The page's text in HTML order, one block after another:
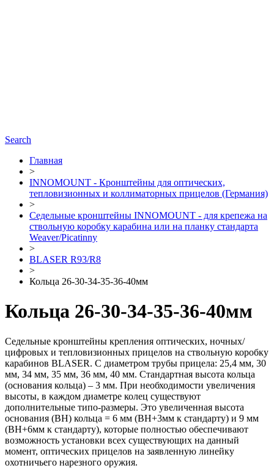
Search
Главная
>
INNOMOUNT - Кронштейны для оптических,
тепловизионных и коллиматорных прицелов (Германия)
>
Седельные кронштейны INNOMOUNT - для крепежа на
ствольную коробку карабина или на планку стандарта
Weaver/Picatinny
>
BLASER R93/R8
>
Кольца 26-30-34-35-36-40мм
Кольца 26-30-34-35-36-40мм
Седельные кронштейны крепления оптических, ночных/
цифровых и тепловизионных прицелов на ствольную коробку
карабинов BLASER. С диаметром трубы прицела: 25,4 мм, 30
мм, 34 мм, 35 мм, 36 мм, 40 мм. Стандартная высота кольца
(основания кольца) – 3 мм. При необходимости увеличения
высоты, в каждом диаметре колец существуют
дополнительные типо-размеры. Это увеличенная высота
основания (BH) кольца = 6 мм (BH+3мм к стандарту) и 9 мм
(BH+6мм к стандарту), которые полностью обеспечивают
возможность установки всех существующих на данный
момент, оптических прицелов на заявленную линейку
охотничьего нарезного оружия.